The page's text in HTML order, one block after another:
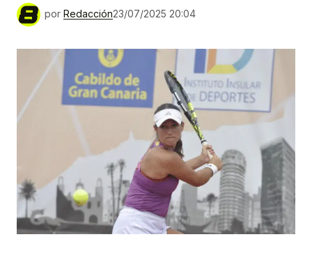
por Redacción23/07/2025 20:04